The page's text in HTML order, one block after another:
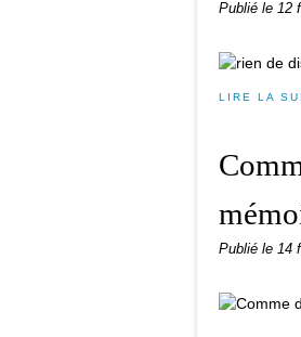
Publié le 12
LIRE LA
Publié le 14